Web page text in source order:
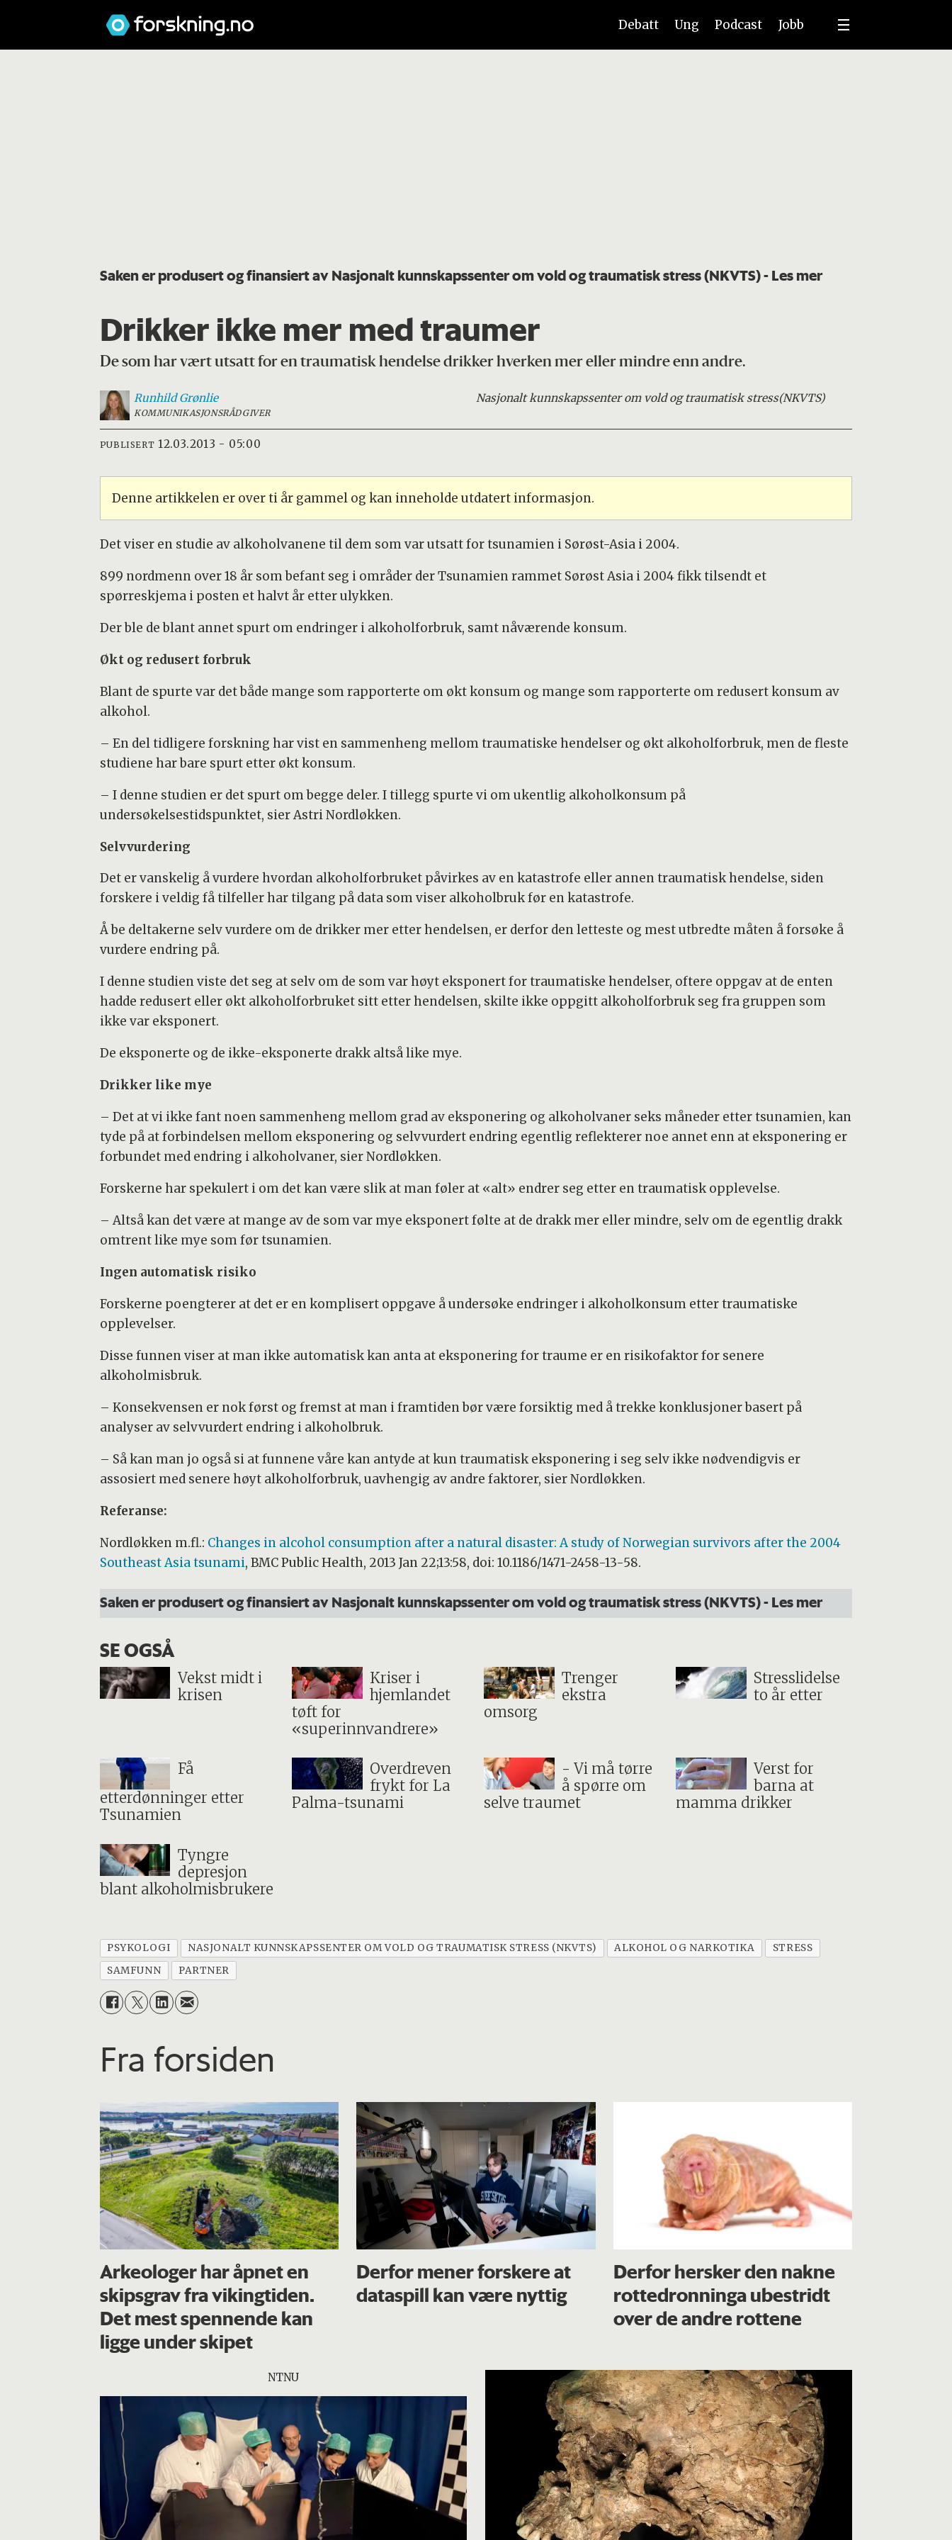
Debatt Ung Podcast Jobb
Saken er produsert og finansiert av Nasjonalt kunnskapssenter om vold og traumatisk stress (NKVTS)- Les mer
Drikker ikke mer med traumer
De som har vært utsatt for en traumatisk hendelse drikker hverken mer eller mindre enn andre.
Runhild Grønlie
KOMMUNIKASJONSRÅDGIVER
Nasjonalt kunnskapssenter om vold og traumatisk stress(NKVTS)
PUBLISERT 12.03.2013 - 05:00
Denne artikkelen er over ti år gammel og kan inneholde utdatert informasjon.
Det viser en studie av alkoholvanene til dem som var utsatt for tsunamien i Sørøst-Asia i 2004.
899 nordmenn over 18 år som befant seg i områder der Tsunamien rammet Sørøst Asia i 2004 fikk tilsendt et
spørreskjema i posten et halvt år etter ulykken.
Der ble de blant annet spurt om endringer i alkoholforbruk, samt nåværende konsum.
Økt og redusert forbruk
Blant de spurte var det både mange som rapporterte om økt konsum og mange som rapporterte om redusert konsum av
alkohol.
– En del tidligere forskning har vist en sammenheng mellom traumatiske hendelser og økt alkoholforbruk, men de fleste
studiene har bare spurt etter økt konsum.
– I denne studien er det spurt om begge deler. I tillegg spurte vi om ukentlig alkoholkonsum på
undersøkelsestidspunktet, sier Astri Nordløkken.
Selvvurdering
Det er vanskelig å vurdere hvordan alkoholforbruket påvirkes av en katastrofe eller annen traumatisk hendelse, siden
forskere i veldig få tilfeller har tilgang på data som viser alkoholbruk før en katastrofe.
Å be deltakerne selv vurdere om de drikker mer etter hendelsen, er derfor den letteste og mest utbredte måten å forsøke å
vurdere endring på.
I denne studien viste det seg at selv om de som var høyt eksponert for traumatiske hendelser, oftere oppgav at de enten
hadde redusert eller økt alkoholforbruket sitt etter hendelsen, skilte ikke oppgitt alkoholforbruk seg fra gruppen som
ikke var eksponert.
De eksponerte og de ikke-eksponerte drakk altså like mye.
Drikker like mye
– Det at vi ikke fant noen sammenheng mellom grad av eksponering og alkoholvaner seks måneder etter tsunamien, kan
tyde på at forbindelsen mellom eksponering og selvvurdert endring egentlig reflekterer noe annet enn at eksponering er
forbundet med endring i alkoholvaner, sier Nordløkken.
Forskerne har spekulert i om det kan være slik at man føler at «alt» endrer seg etter en traumatisk opplevelse.
– Altså kan det være at mange av de som var mye eksponert følte at de drakk mer eller mindre, selv om de egentlig drakk
omtrent like mye som før tsunamien.
Ingen automatisk risiko
Forskerne poengterer at det er en komplisert oppgave å undersøke endringer i alkoholkonsum etter traumatiske
opplevelser.
Disse funnen viser at man ikke automatisk kan anta at eksponering for traume er en risikofaktor for senere
alkoholmisbruk.
– Konsekvensen er nok først og fremst at man i framtiden bør være forsiktig med å trekke konklusjoner basert på
analyser av selvvurdert endring i alkoholbruk.
– Så kan man jo også si at funnene våre kan antyde at kun traumatisk eksponering i seg selv ikke nødvendigvis er
assosiert med senere høyt alkoholforbruk, uavhengig av andre faktorer, sier Nordløkken.
Referanse:
Nordløkken m.fl.: Changes in alcohol consumption after a natural disaster: A study of Norwegian survivors after the 2004
Southeast Asia tsunami, BMC Public Health, 2013 Jan 22;13:58, doi: 10.1186/1471-2458-13-58.
Saken er produsert og finansiert av Nasjonalt kunnskapssenter om vold og traumatisk stress (NKVTS)- Les mer
SE OGSÅ
Vekst midt i
krisen
Kriser i
hjemlandet
tøft for
«superinnvandrere»
Trenger
ekstra
omsorg
Stresslidelse
to år etter
Få
etterdønninger etter
Tsunamien
Overdreven
frykt for La
Palma-tsunami
- Vi må tørre
å spørre om
selve traumet
Verst for
barna at
mamma drikker
Tyngre
depresjon
blant alkoholmisbrukere
PSYKOLOGI NASJONALT KUNNSKAPSSENTER OM VOLD OG TRAUMATISK STRESS (NKVTS) ALKOHOL OG NARKOTIKA
STRESS
SAMFUNN
PARTNER
Fra forsiden
Arkeologer har åpnet en
skipsgrav fra vikingtiden.
Det mest spennende kan
ligge under skipet
Derfor mener forskere at
dataspill kan være nyttig
Derfor hersker den nakne
rottedronninga ubestridt
over de andre rottene
NTNU